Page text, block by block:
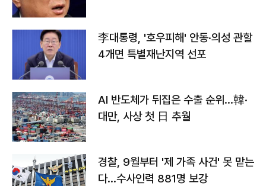
李대통령, '호우피해' 안동·의성 관할
4개면 특별재난지역 선포
AI 반도체가 뒤집은 수출 순위…韓·
대만, 사상 첫 日 추월
경찰, 9월부터 '제 가족 사건' 못 맡는
다…수사인력 881명 보강